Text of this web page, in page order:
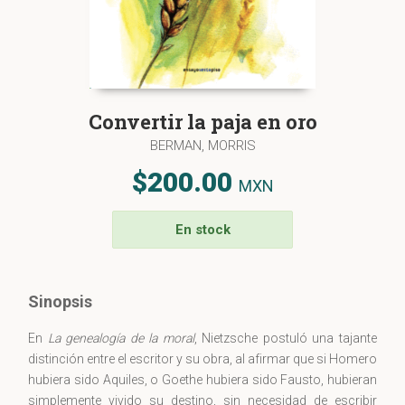
Convertir la paja en oro
BERMAN, MORRIS
$200.00 MXN
En stock
Sinopsis
En La genealogía de la moral, Nietzsche postuló una tajante
distinción entre el escritor y su obra, al afirmar que si Homero
hubiera sido Aquiles, o Goethe hubiera sido Fausto, hubieran
simplemente vivido su destino, sin necesidad de escribir